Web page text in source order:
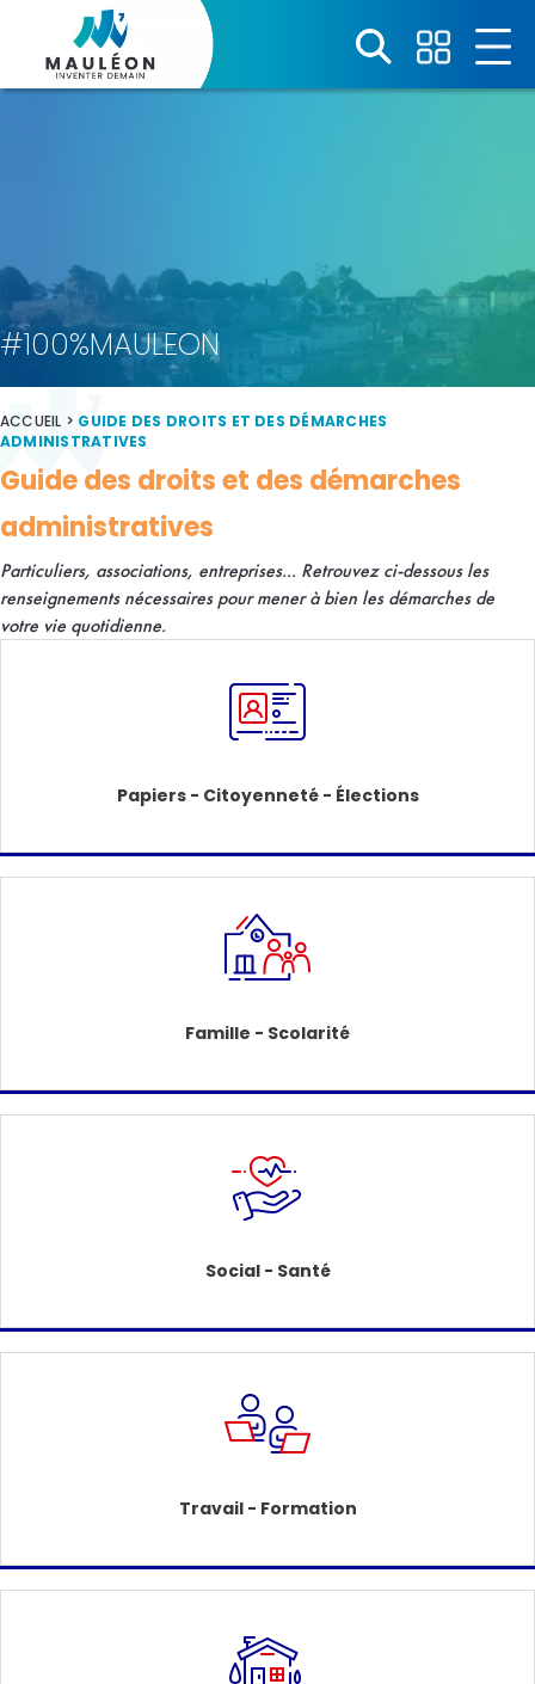
#100%MAULEON
ACCUEIL > GUIDE DES DROITS ET DES DÉMARCHES
ADMINISTRATIVES
Guide des droits et des démarches
administratives
Particuliers, associations, entreprises... Retrouvez ci-dessous les
renseignements nécessaires pour mener à bien les démarches de
votre vie quotidienne.
Papiers - Citoyenneté - Élections
Famille - Scolarité
Social - Santé
Travail - Formation
Panneau de gestion des cookies